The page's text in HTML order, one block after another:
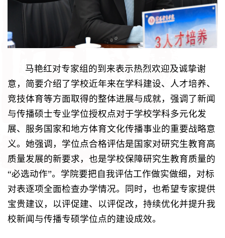
马艳红对专家组的到来表示热烈欢迎及诚挚谢
意，简要介绍了学校近年来在学科建设、人才培养、
竞技体育等方面取得的整体进展与成就，强调了新闻
与传播硕士专业学位授权点对于学校学科多元化发
展、服务国家和地方体育文化传播事业的重要战略意
义。她强调，学位点合格评估是国家对研究生教育高
质量发展的新要求，也是学校保障研究生教育质量的
“必选动作”。学院要把自我评估工作做实做细，对标
对表逐项全面检查办学情况。同时，也希望专家提供
宝贵建议，以评促建、以评促改，持续优化并提升我
校新闻与传播专硕学位点的建设成效。